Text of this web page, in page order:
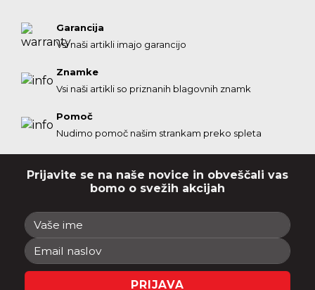
Garancija
Vsi naši artikli imajo garancijo
Znamke
Vsi naši artikli so priznanih blagovnih znamk
Pomoč
Nudimo pomoč našim strankam preko spleta
Prijavite se na naše novice in obveščali vas
bomo o svežih akcijah
PRIJAVA